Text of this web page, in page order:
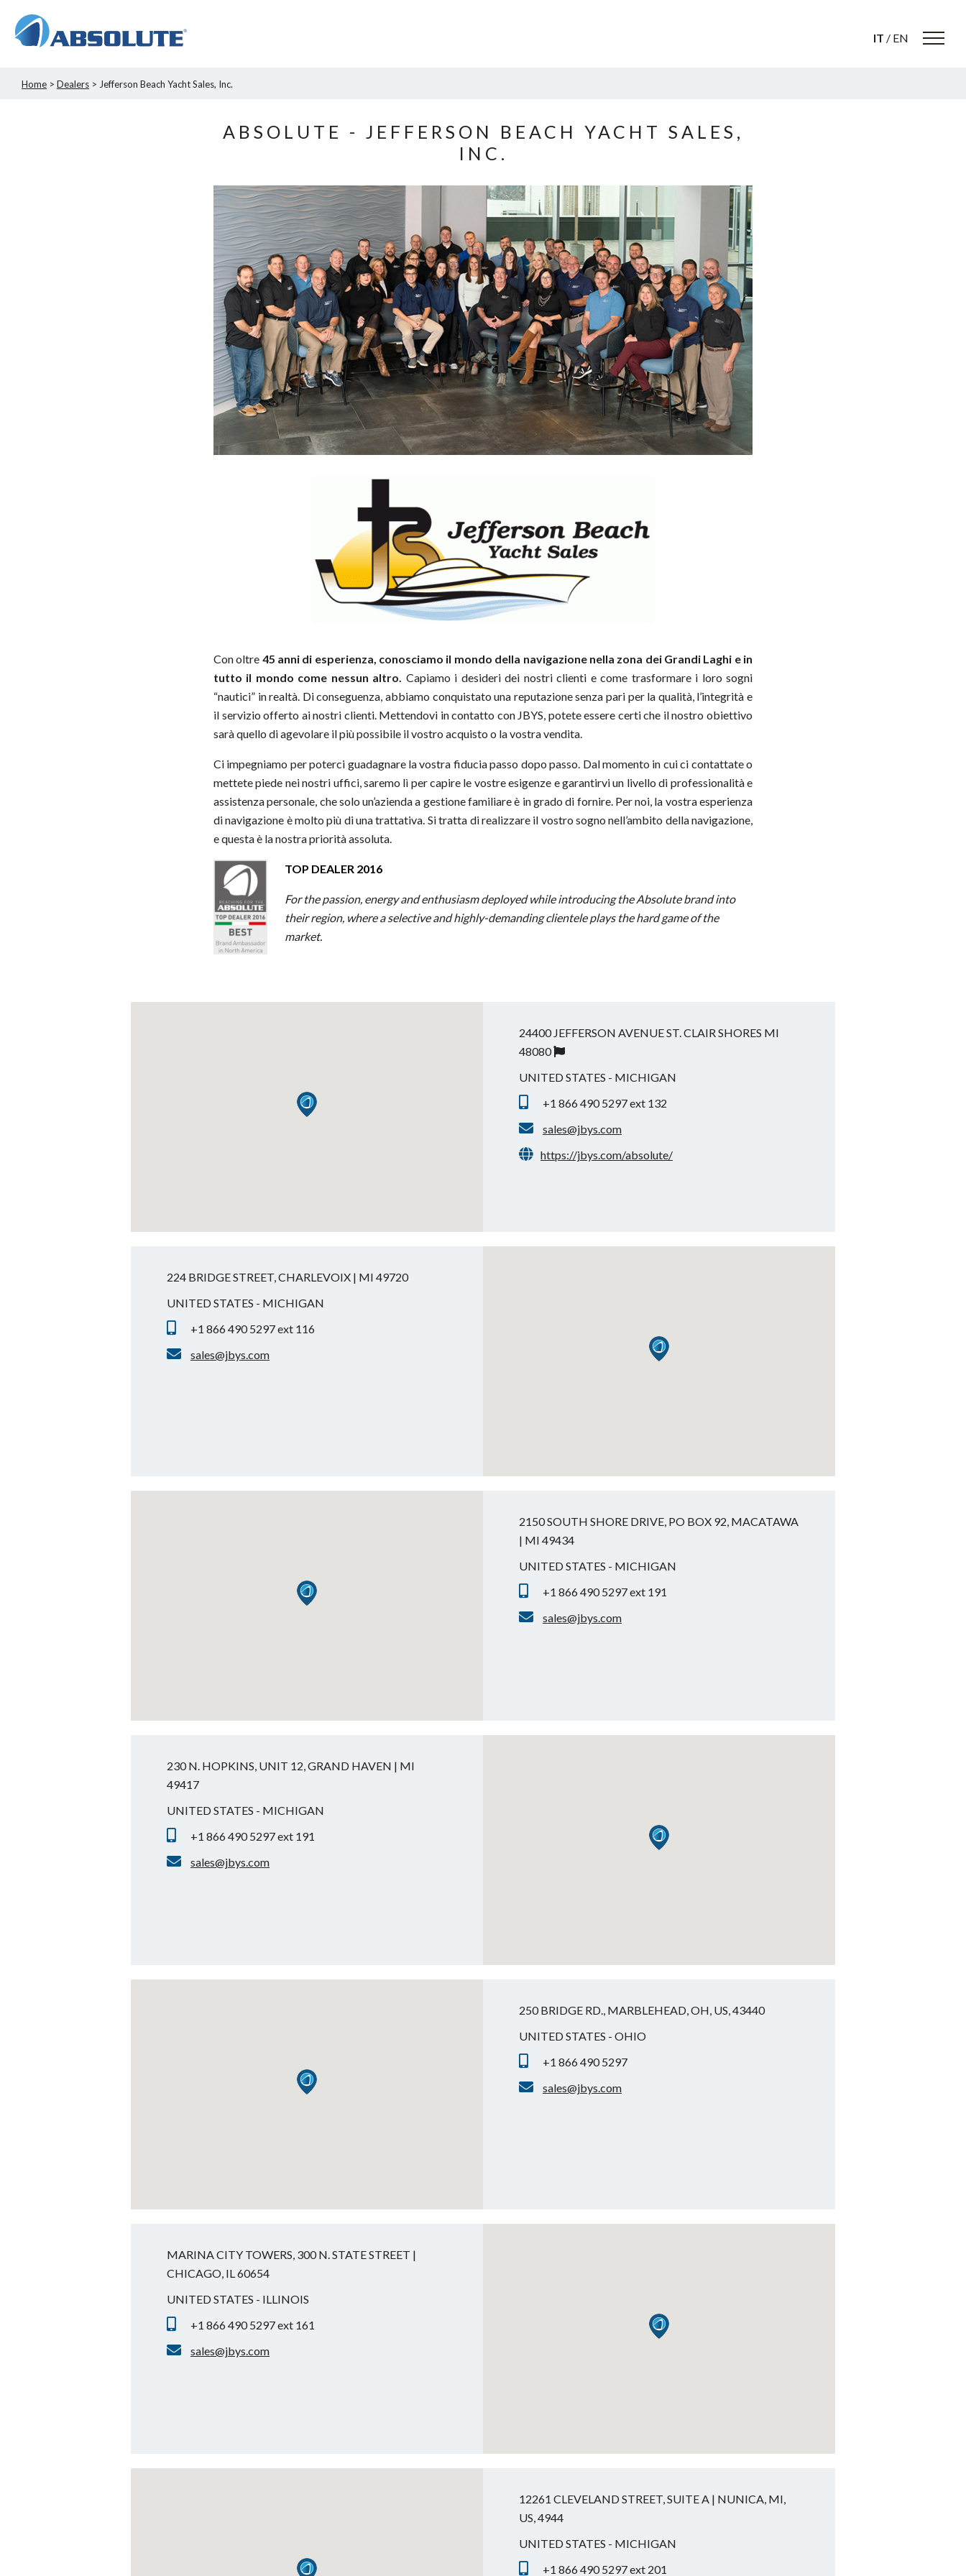
IT / EN
Home > Dealers > Jefferson Beach Yacht Sales, Inc.
ABSOLUTE - JEFFERSON BEACH YACHT SALES,
INC.
Con oltre 45 anni di esperienza, conosciamo il mondo della navigazione nella zona dei Grandi Laghi e in
tutto il mondo come nessun altro. Capiamo i desideri dei nostri clienti e come trasformare i loro sogni
“nautici” in realtà. Di conseguenza, abbiamo conquistato una reputazione senza pari per la qualità, l’integrità e
il servizio offerto ai nostri clienti. Mettendovi in contatto con JBYS, potete essere certi che il nostro obiettivo
sarà quello di agevolare il più possibile il vostro acquisto o la vostra vendita.
Ci impegniamo per poterci guadagnare la vostra fiducia passo dopo passo. Dal momento in cui ci contattate o
mettete piede nei nostri uffici, saremo lì per capire le vostre esigenze e garantirvi un livello di professionalità e
assistenza personale, che solo un’azienda a gestione familiare è in grado di fornire. Per noi, la vostra esperienza
di navigazione è molto più di una trattativa. Si tratta di realizzare il vostro sogno nell’ambito della navigazione,
e questa è la nostra priorità assoluta.
TOP DEALER 2016
For the passion, energy and enthusiasm deployed while introducing the Absolute brand into
their region, where a selective and highly-demanding clientele plays the hard game of the
market.
24400 JEFFERSON AVENUE ST. CLAIR SHORES MI
48080
UNITED STATES - MICHIGAN
+1 866 490 5297 ext 132
sales@jbys.com
https://jbys.com/absolute/
224 BRIDGE STREET, CHARLEVOIX | MI 49720
UNITED STATES - MICHIGAN
+1 866 490 5297 ext 116
sales@jbys.com
2150 SOUTH SHORE DRIVE, PO BOX 92, MACATAWA
| MI 49434
UNITED STATES - MICHIGAN
+1 866 490 5297 ext 191
sales@jbys.com
230 N. HOPKINS, UNIT 12, GRAND HAVEN | MI
49417
UNITED STATES - MICHIGAN
+1 866 490 5297 ext 191
sales@jbys.com
250 BRIDGE RD., MARBLEHEAD, OH, US, 43440
UNITED STATES - OHIO
+1 866 490 5297
sales@jbys.com
MARINA CITY TOWERS, 300 N. STATE STREET |
CHICAGO, IL 60654
UNITED STATES - ILLINOIS
+1 866 490 5297 ext 161
sales@jbys.com
12261 CLEVELAND STREET, SUITE A | NUNICA, MI,
US, 4944
UNITED STATES - MICHIGAN
+1 866 490 5297 ext 201